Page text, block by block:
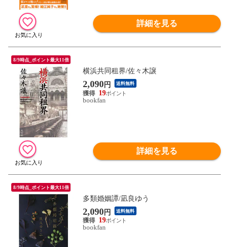
詳細を見る
8/9時点_ポイント最大11倍
横浜共同租界/佐々木譲
2,090円 送料無料
19
bookfan
詳細を見る
8/9時点_ポイント最大11倍
多類婚姻譚/凪良ゆう
2,090円 送料無料
19
bookfan